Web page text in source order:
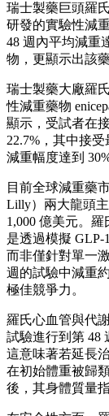
瑞士製藥巨頭羅
研發的實驗性減
48 週內平均減重
物，更顯示出該
瑞士製藥大廠羅
性減重藥物
顯示，受試者在
22.7%，其中接
減重幅度達到
目前全球減重藥
Lilly）兩大龍頭
1,000 億美元。
是透過模擬 GLP-
而非僅針對單一
週的試驗中減重
極佳競爭力。
羅氏心血管與代
試驗進行到第 48
這意味著若延長
在初始體重被歸
後，其身體質量